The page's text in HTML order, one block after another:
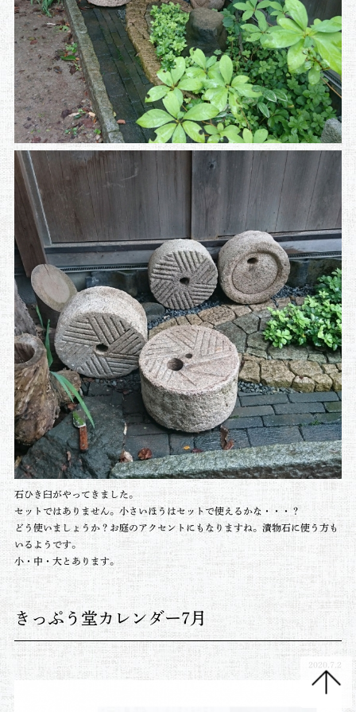
石ひき臼がやってきました。
セットではありません。小さいほうはセットで使えるかな・・・？
どう使いましょうか？お庭のアクセントにもなりますね。漬物石に使う方も
いるようです。
小・中・大とあります。
きっぷう堂カレンダー7月
2020.7.2